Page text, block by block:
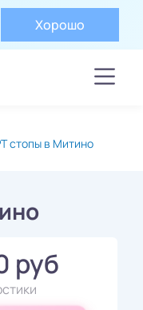
Хорошо
стопы в Митино
руб